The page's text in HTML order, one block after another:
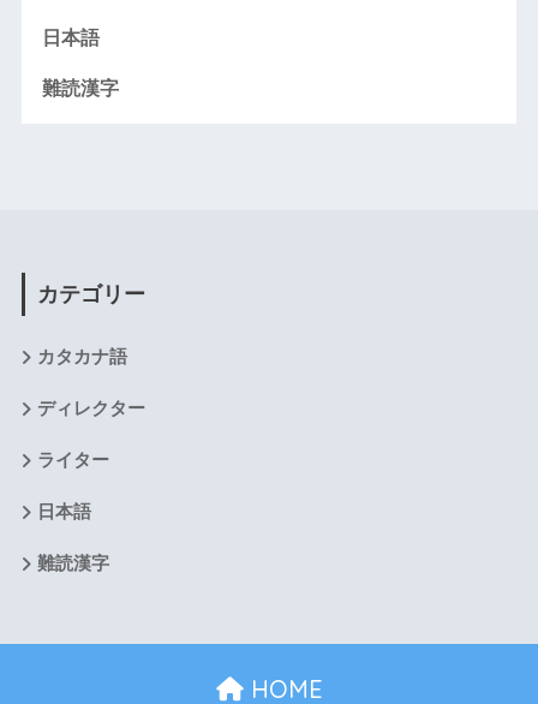
日本語
難読漢字
カテゴリー
カタカナ語
ディレクター
ライター
日本語
難読漢字
HOME